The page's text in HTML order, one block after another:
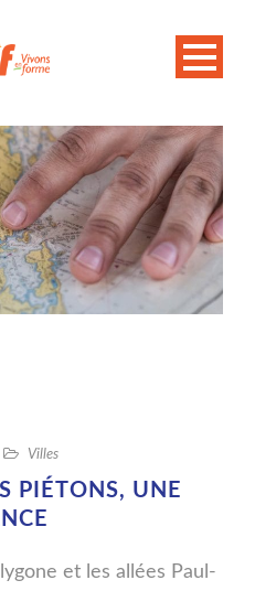
Villes
PIÉTONS, UNE
et les allées Paul-